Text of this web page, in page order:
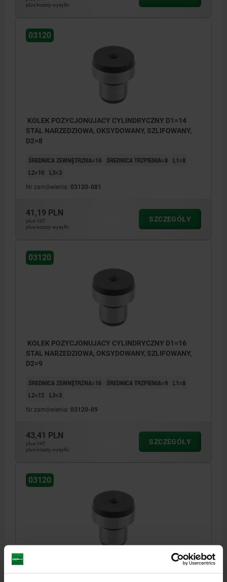
plus koszty wysyłki
03120
KOLEK POZYCJONUJACY CYLINDRYCZNY D1=14
STAL NARZEDZIOWA, OKSYDOWANY, SZLIFOWANY,
D2=8
ŚREDNICA ZEWNĘTRZNA=14 ŚREDNICA TRZPIENIA=8
L1=8
L2=10
L3=3
Nr zamówienia: 03120-081
41,19 PLN
plus VAT
plus koszty wysyłki
SZCZEGÓŁY
03120
KOLEK POZYCJONUJACY CYLINDRYCZNY D1=16
STAL NARZEDZIOWA, OKSYDOWANY, SZLIFOWANY,
D2=9
ŚREDNICA ZEWNĘTRZNA=16 ŚREDNICA TRZPIENIA=9
L1=8
L2=12
L3=3
Nr zamówienia: 03120-09
43,41 PLN
plus VAT
plus koszty wysyłki
SZCZEGÓŁY
03120
KOLEK POZYCJONUJACY CYLINDRYCZNY D1=18